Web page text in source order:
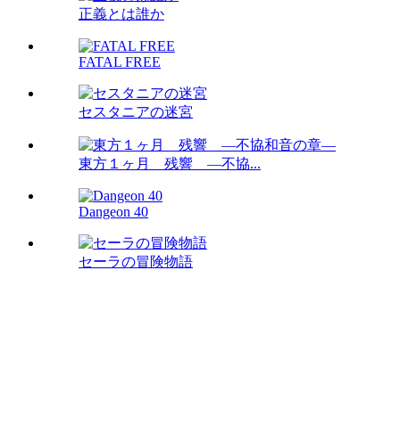
正義とは誰か
FATAL FREE
セスタニアの迷宮
東方１ヶ月 残響 ―不協...
Dangeon 40
セーラの冒険物語